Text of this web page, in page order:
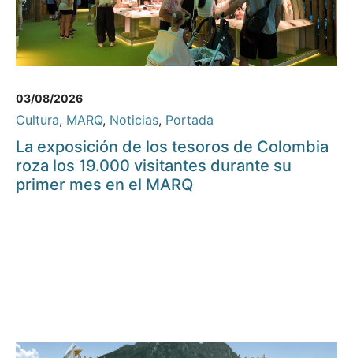
03/08/2026
Cultura, MARQ, Noticias, Portada
La exposición de los tesoros de Colombia
roza los 19.000 visitantes durante su
primer mes en el MARQ